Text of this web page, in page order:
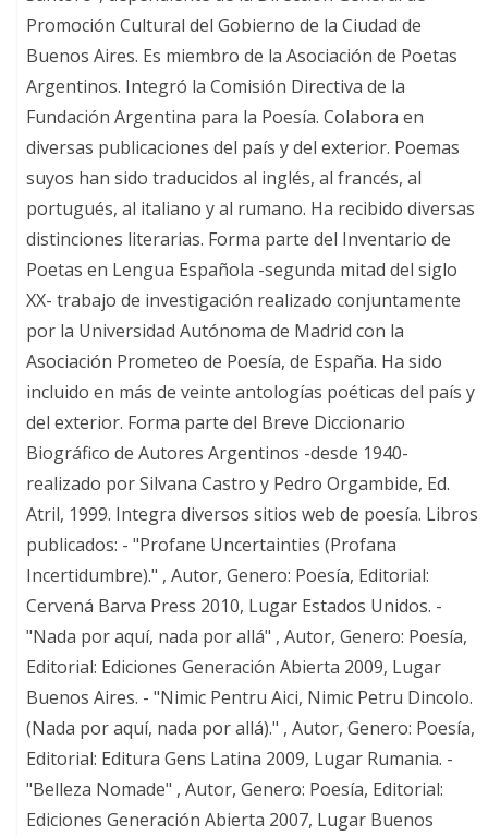
Promoción Cultural del Gobierno de la Ciudad de
Buenos Aires. Es miembro de la Asociación de Poetas
Argentinos. Integró la Comisión Directiva de la
Fundación Argentina para la Poesía. Colabora en
diversas publicaciones del país y del exterior. Poemas
suyos han sido traducidos al inglés, al francés, al
portugués, al italiano y al rumano. Ha recibido diversas
distinciones literarias. Forma parte del Inventario de
Poetas en Lengua Española -segunda mitad del siglo
XX- trabajo de investigación realizado conjuntamente
por la Universidad Autónoma de Madrid con la
Asociación Prometeo de Poesía, de España. Ha sido
incluido en más de veinte antologías poéticas del país y
del exterior. Forma parte del Breve Diccionario
Biográfico de Autores Argentinos -desde 1940-
realizado por Silvana Castro y Pedro Orgambide, Ed.
Atril, 1999. Integra diversos sitios web de poesía. Libros
publicados: - "Profane Uncertainties (Profana
Incertidumbre)." , Autor, Genero: Poesía, Editorial:
Cervená Barva Press 2010, Lugar Estados Unidos. -
"Nada por aquí, nada por allá" , Autor, Genero: Poesía,
Editorial: Ediciones Generación Abierta 2009, Lugar
Buenos Aires. - "Nimic Pentru Aici, Nimic Petru Dincolo.
(Nada por aquí, nada por allá)." , Autor, Genero: Poesía,
Editorial: Editura Gens Latina 2009, Lugar Rumania. -
"Belleza Nomade" , Autor, Genero: Poesía, Editorial:
Ediciones Generación Abierta 2007, Lugar Buenos